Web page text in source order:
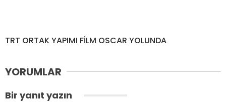
TRT ORTAK YAPIMI FİLM OSCAR YOLUNDA
YORUMLAR
Bir yanıt yazın